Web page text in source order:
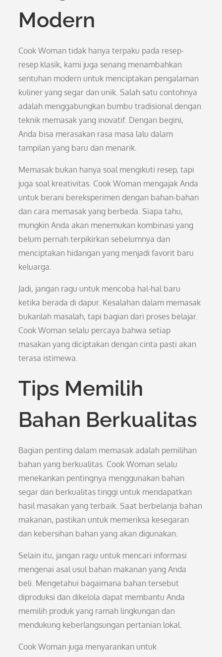
Modern
Cook Woman tidak hanya terpaku pada resep-
resep klasik, kami juga senang menambahkan
sentuhan modern untuk menciptakan pengalaman
kuliner yang segar dan unik. Salah satu contohnya
adalah menggabungkan bumbu tradisional dengan
teknik memasak yang inovatif. Dengan begini,
Anda bisa merasakan rasa masa lalu dalam
tampilan yang baru dan menarik.
Memasak bukan hanya soal mengikuti resep, tapi
juga soal kreativitas. Cook Woman mengajak Anda
untuk berani bereksperimen dengan bahan-bahan
dan cara memasak yang berbeda. Siapa tahu,
mungkin Anda akan menemukan kombinasi yang
belum pernah terpikirkan sebelumnya dan
menciptakan hidangan yang menjadi favorit baru
keluarga.
Jadi, jangan ragu untuk mencoba hal-hal baru
ketika berada di dapur. Kesalahan dalam memasak
bukanlah masalah, tapi bagian dari proses belajar.
Cook Woman selalu percaya bahwa setiap
masakan yang diciptakan dengan cinta pasti akan
terasa istimewa.
Tips Memilih
Bahan Berkualitas
Bagian penting dalam memasak adalah pemilihan
bahan yang berkualitas. Cook Woman selalu
menekankan pentingnya menggunakan bahan
segar dan berkualitas tinggi untuk mendapatkan
hasil masakan yang terbaik. Saat berbelanja bahan
makanan, pastikan untuk memeriksa kesegaran
dan kebersihan bahan yang akan digunakan.
Selain itu, jangan ragu untuk mencari informasi
mengenai asal usul bahan makanan yang Anda
beli. Mengetahui bagaimana bahan tersebut
diproduksi dan dikelola dapat membantu Anda
memilih produk yang ramah lingkungan dan
mendukung keberlangsungan pertanian lokal.
Cook Woman juga menyarankan untuk